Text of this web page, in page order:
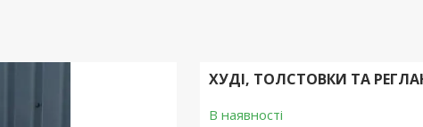
ХУДІ, ТОЛСТОВКИ ТА
В наявності